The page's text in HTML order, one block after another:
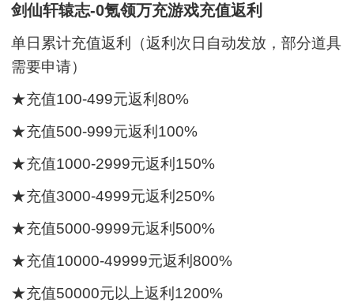
剑仙轩辕志-0氪领万充游戏充值返利
单日累计充值返利（返利次日自动发放，部分道具
需要申请）
★充值100-499元返利80%
★充值500-999元返利100%
★充值1000-2999元返利150%
★充值3000-4999元返利250%
★充值5000-9999元返利500%
★充值10000-49999元返利800%
★充值50000元以上返利1200%